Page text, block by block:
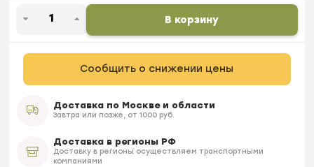
В корзину
Сообщить о снижении цены
Доставка по Москве и области
Завтра или позже, от 1000 руб.
Доставка в регионы РФ
Доставку в регионы осуществляем транспортными
компаниями